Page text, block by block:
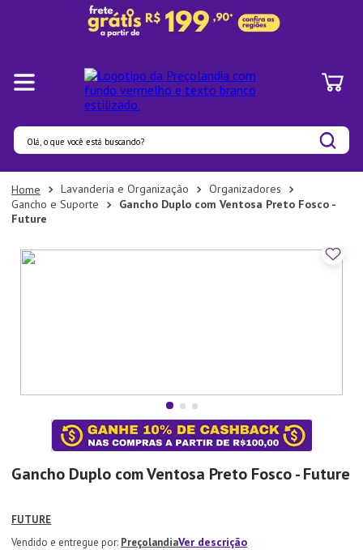
Olá, o que você está buscando?
Lavanderia e Organização
Organizadores
Gancho e Suporte
Gancho Duplo com Ventosa Preto Fosco -
Future
Gancho Duplo com Ventosa Preto Fosco - Future
FUTURE
PreçolandiaVer descrição
Termos mais buscados
1º
Panelas
3
Tapete